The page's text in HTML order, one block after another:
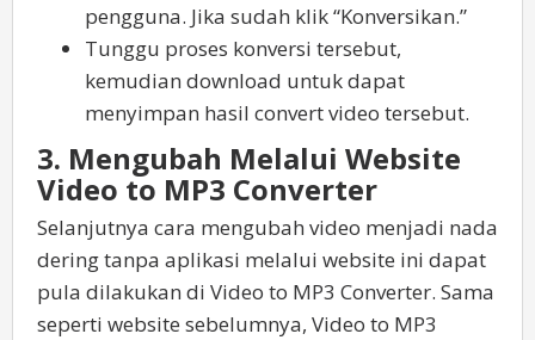
pengguna. Jika sudah klik “Konversikan.”
Tunggu proses konversi tersebut,
kemudian download untuk dapat
menyimpan hasil convert video tersebut.
3. Mengubah Melalui Website
Video to MP3 Converter
Selanjutnya cara mengubah video menjadi nada
dering tanpa aplikasi melalui website ini dapat
pula dilakukan di Video to MP3 Converter. Sama
seperti website sebelumnya, Video to MP3